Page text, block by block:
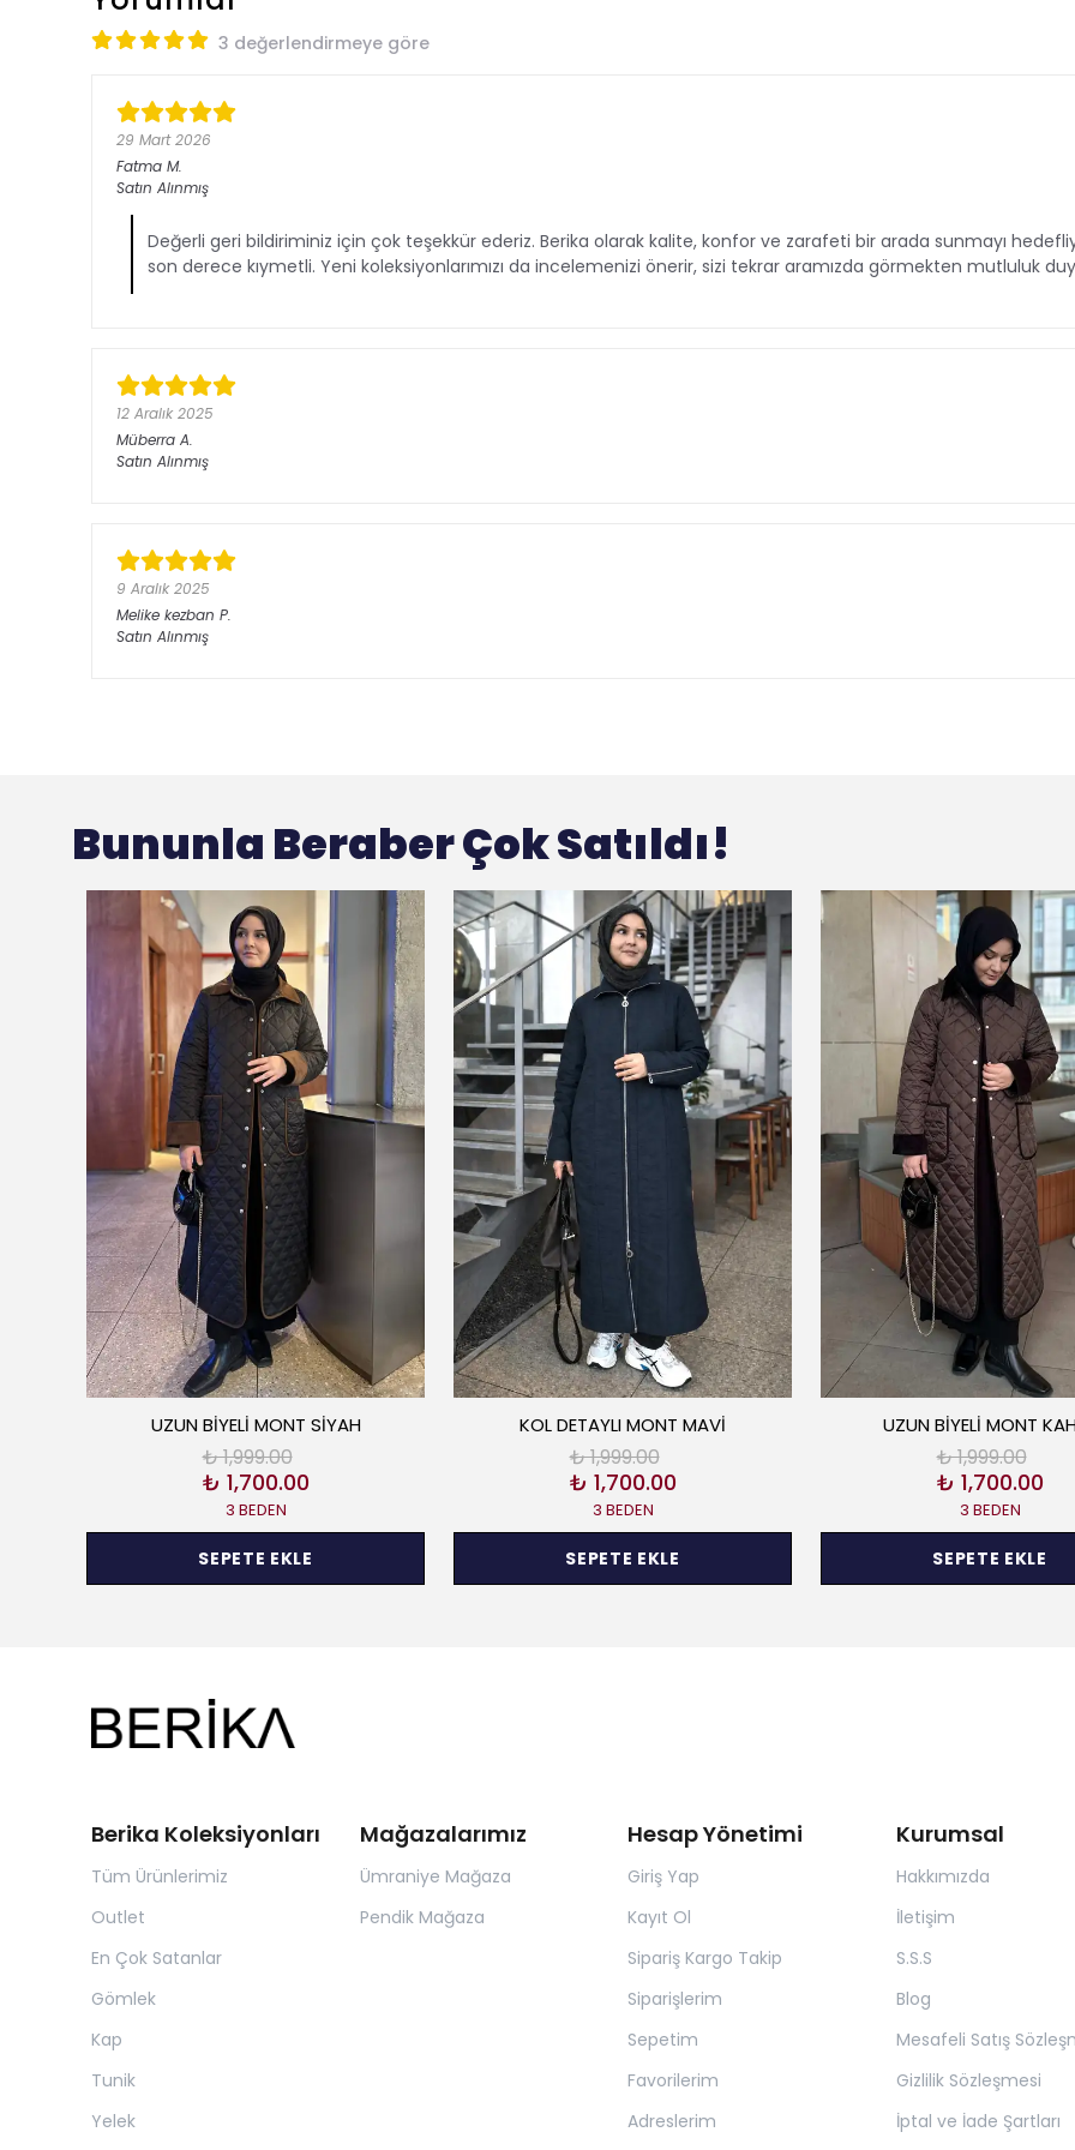
3 değerlendirmeye göre
29 Mart 2026
Fatma M.
Satın Alınmış
Değerli geri bildiriminiz için çok teşekkür ederiz. Berika olarak kalite, konfor ve zarafeti bir arada sunmayı
son derece kıymetli. Yeni koleksiyonlarımızı da incelemenizi önerir, sizi tekrar aramızda görmekten mutluluk
12 Aralık 2025
Müberra A.
Satın Alınmış
9 Aralık 2025
Melike kezban P.
Satın Alınmış
Bununla Beraber Çok Satıldı!
UZUN BİYELİ MONT SİYAH
₺ 1,999.00
₺ 1,700.00
3 BEDEN
SEPETE EKLE
KOL DETAYLI MONT MAVİ
₺ 1,999.00
₺ 1,700.00
3 BEDEN
SEPETE EKLE
UZUN BİYELİ MONT
₺ 1,999.00
₺ 1,700.00
3 BEDEN
SEPETE EKLE
Berika Koleksiyonları
Tüm Ürünlerimiz
Outlet
En Çok Satanlar
Gömlek
Kap
Tunik
Yelek
Mağazalarımız
Ümraniye Mağaza
Pendik Mağaza
Hesap Yönetimi
Giriş Yap
Kayıt Ol
Sipariş Kargo Takip
Siparişlerim
Sepetim
Favorilerim
Adreslerim
Kurumsal
Hakkımızda
İletişim
S.S.S
Blog
Mesafeli Satış
Gizlilik Sözleşmesi
İptal ve İade Şartları